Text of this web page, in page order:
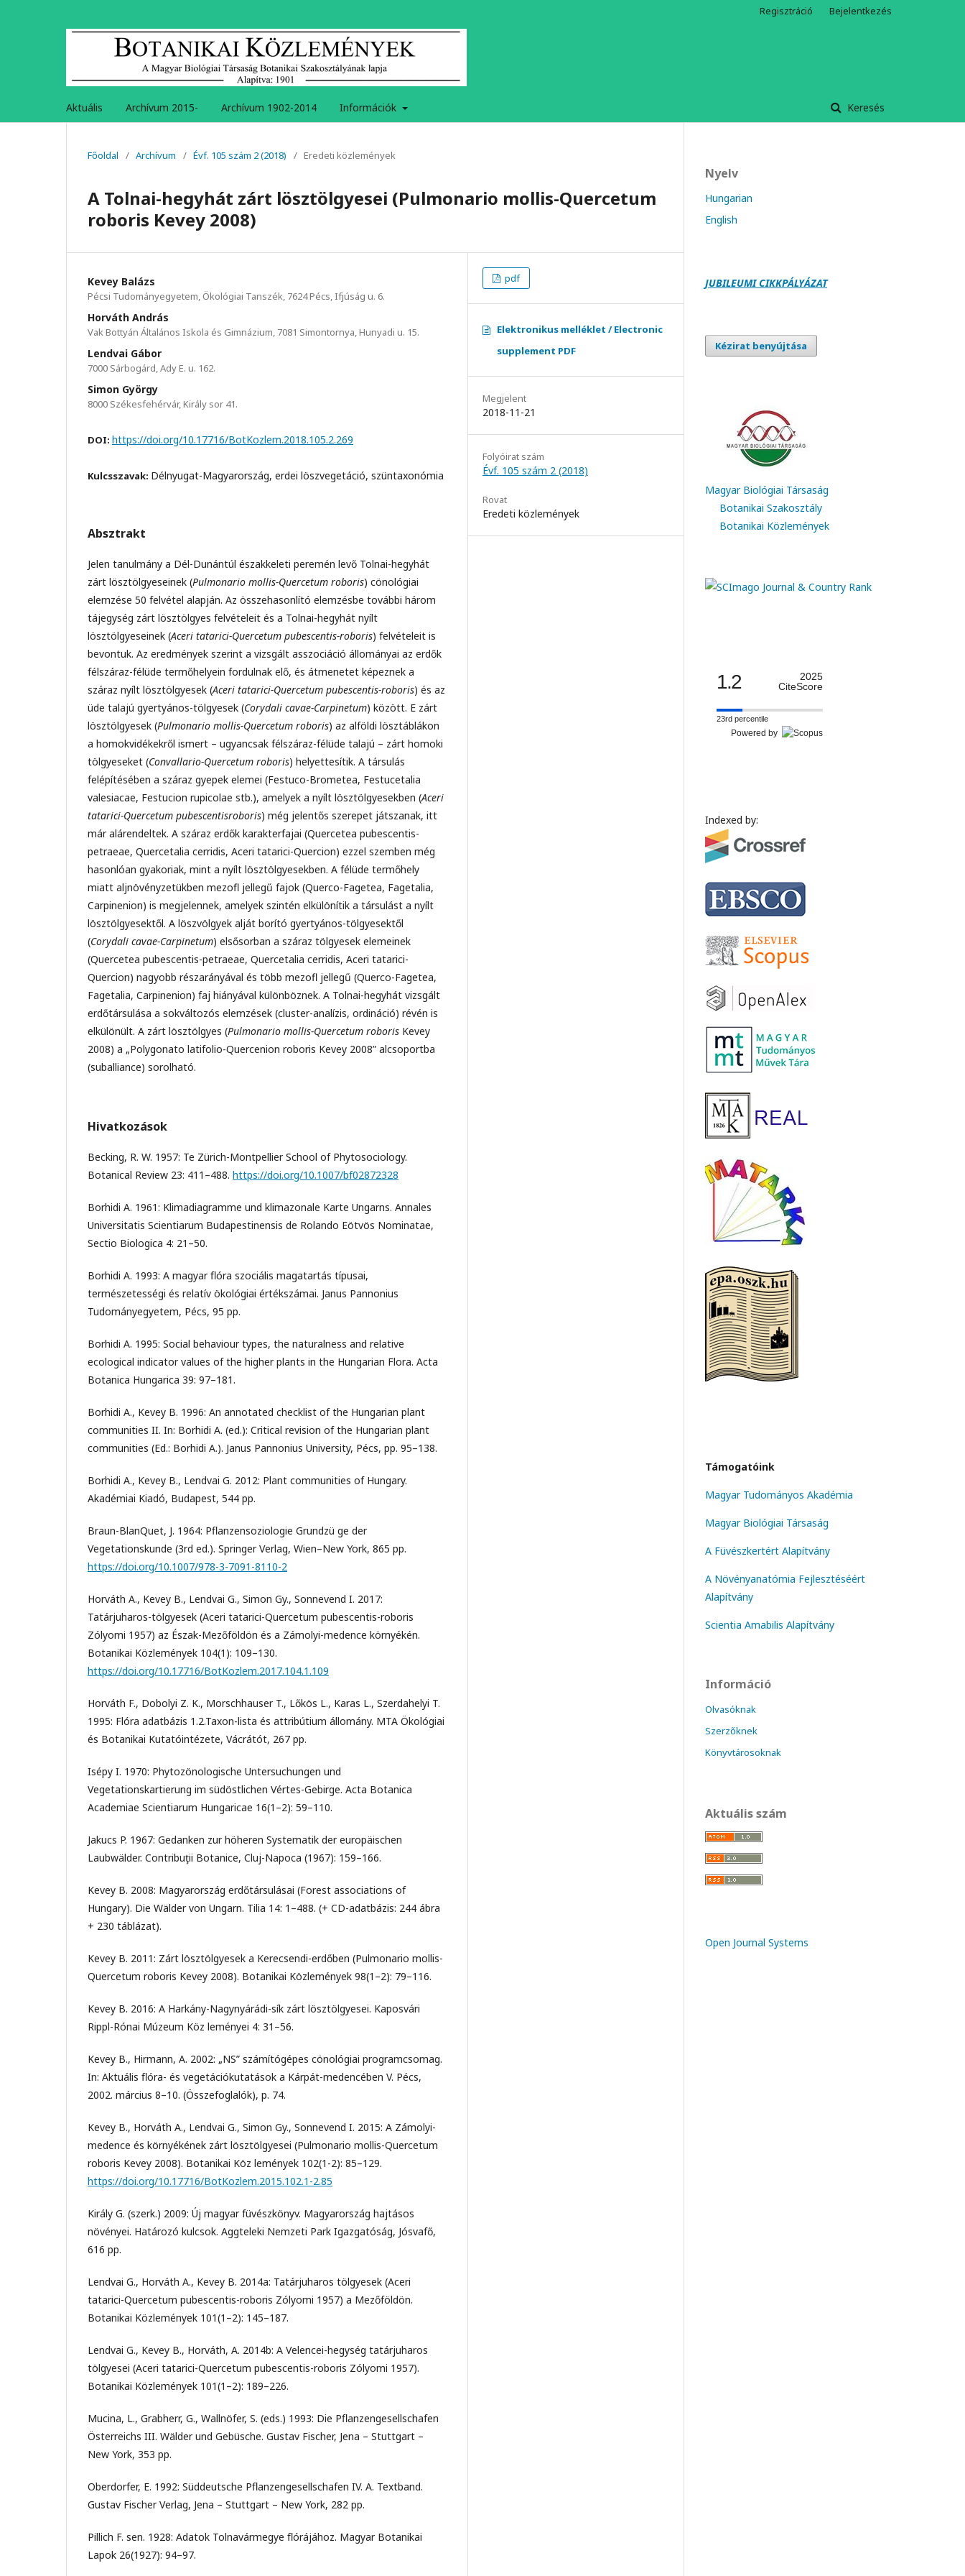
Aktuális Archívum 2015- Archívum 1902-2014 Információk Keresés
Regisztráció Bejelentkezés
Főoldal / Archívum / Évf. 105 szám 2 (2018) / Eredeti közlemények
A Tolnai-hegyhát zárt lösztölgyesei (Pulmonario mollis-Quercetum
roboris Kevey 2008)
Kevey Balázs
Pécsi Tudományegyetem, Ökológiai Tanszék, 7624 Pécs, Ifjúság u. 6.
Horváth András
Vak Bottyán Általános Iskola és Gimnázium, 7081 Simontornya, Hunyadi u. 15.
Lendvai Gábor
7000 Sárbogárd, Ady E. u. 162.
Simon György
8000 Székesfehérvár, Király sor 41.
DOI: https://doi.org/10.17716/BotKozlem.2018.105.2.269
Kulcsszavak: Délnyugat-Magyarország, erdei löszvegetáció, szüntaxonómia
Absztrakt
Jelen tanulmány a Dél-Dunántúl északkeleti peremén levő Tolnai-hegyhát
zárt lösztölgyeseinek (Pulmonario mollis-Quercetum roboris) cönológiai
elemzése 50 felvétel alapján. Az összehasonlító elemzésbe további három
tájegység zárt lösztölgyes felvételeit és a Tolnai-hegyhát nyílt
lösztölgyeseinek (Aceri tatarici-Quercetum pubescentis-roboris) felvételeit is
bevontuk. Az eredmények szerint a vizsgált asszociáció állományai az erdők
félszáraz-félüde termőhelyein fordulnak elő, és átmenetet képeznek a
száraz nyílt lösztölgyesek (Aceri tatarici-Quercetum pubescentis-roboris) és az
üde talajú gyertyános-tölgyesek (Corydali cavae-Carpinetum) között. E zárt
lösztölgyesek (Pulmonario mollis-Quercetum roboris) az alföldi lösztáblákon
a homokvidékekről ismert – ugyancsak félszáraz-félüde talajú – zárt homoki
tölgyeseket (Convallario-Quercetum roboris) helyettesítik. A társulás
felépítésében a száraz gyepek elemei (Festuco-Brometea, Festucetalia
valesiacae, Festucion rupicolae stb.), amelyek a nyílt lösztölgyesekben (Aceri
tatarici-Quercetum pubescentisroboris) még jelentős szerepet játszanak, itt
már alárendeltek. A száraz erdők karakterfajai (Quercetea pubescentis-
petraeae, Quercetalia cerridis, Aceri tatarici-Quercion) ezzel szemben még
hasonlóan gyakoriak, mint a nyílt lösztölgyesekben. A félüde termőhely
miatt aljnövényzetükben mezofl jellegű fajok (Querco-Fagetea, Fagetalia,
Carpinenion) is megjelennek, amelyek szintén elkülönítik a társulást a nyílt
lösztölgyesektől. A löszvölgyek alját borító gyertyános-tölgyesektől
(Corydali cavae-Carpinetum) elsősorban a száraz tölgyesek elemeinek
(Quercetea pubescentis-petraeae, Quercetalia cerridis, Aceri tatarici-
Quercion) nagyobb részarányával és több mezofl jellegű (Querco-Fagetea,
Fagetalia, Carpinenion) faj hiányával különböznek. A Tolnai-hegyhát vizsgált
erdőtársulása a sokváltozós elemzések (cluster-analízis, ordináció) révén is
elkülönült. A zárt lösztölgyes (Pulmonario mollis-Quercetum roboris Kevey
2008) a „Polygonato latifolio-Quercenion roboris Kevey 2008” alcsoportba
(suballiance) sorolható.
Hivatkozások
Becking, R. W. 1957: Te Zürich-Montpellier School of Phytosociology.
Botanical Review 23: 411–488. https://doi.org/10.1007/bf02872328
Borhidi A. 1961: Klimadiagramme und klimazonale Karte Ungarns. Annales
Universitatis Scientiarum Budapestinensis de Rolando Eötvös Nominatae,
Sectio Biologica 4: 21–50.
Borhidi A. 1993: A magyar ﬂóra szociális magatartás típusai,
természetességi és relatív ökológiai értékszámai. Janus Pannonius
Tudományegyetem, Pécs, 95 pp.
Borhidi A. 1995: Social behaviour types, the naturalness and relative
ecological indicator values of the higher plants in the Hungarian Flora. Acta
Botanica Hungarica 39: 97–181.
Borhidi A., Kevey B. 1996: An annotated checklist of the Hungarian plant
communities II. In: Borhidi A. (ed.): Critical revision of the Hungarian plant
communities (Ed.: Borhidi A.). Janus Pannonius University, Pécs, pp. 95–138.
Borhidi A., Kevey B., Lendvai G. 2012: Plant communities of Hungary.
Akadémiai Kiadó, Budapest, 544 pp.
Braun-BlanQuet, J. 1964: Pﬂanzensoziologie Grundzü ge der
Vegetationskunde (3rd ed.). Springer Verlag, Wien–New York, 865 pp.
https://doi.org/10.1007/978-3-7091-8110-2
Horváth A., Kevey B., Lendvai G., Simon Gy., Sonnevend I. 2017:
Tatárjuharos-tölgyesek (Aceri tatarici-Quercetum pubescentis-roboris
Zólyomi 1957) az Észak-Mezőföldön és a Zámolyi-medence környékén.
Botanikai Közlemények 104(1): 109–130.
https://doi.org/10.17716/BotKozlem.2017.104.1.109
Horváth F., Dobolyi Z. K., Morschhauser T., Lőkös L., Karas L., Szerdahelyi T.
1995: Flóra adatbázis 1.2.Taxon-lista és attribútium állomány. MTA Ökológiai
és Botanikai Kutatóintézete, Vácrátót, 267 pp.
Isépy I. 1970: Phytozönologische Untersuchungen und
Vegetationskartierung im südöstlichen Vértes-Gebirge. Acta Botanica
Academiae Scientiarum Hungaricae 16(1–2): 59–110.
Jakucs P. 1967: Gedanken zur höheren Systematik der europäischen
Laubwälder. Contribuţii Botanice, Cluj-Napoca (1967): 159–166.
Kevey B. 2008: Magyarország erdőtársulásai (Forest associations of
Hungary). Die Wälder von Ungarn. Tilia 14: 1–488. (+ CD-adatbázis: 244 ábra
+ 230 táblázat).
Kevey B. 2011: Zárt lösztölgyesek a Kerecsendi-erdőben (Pulmonario mollis-
Quercetum roboris Kevey 2008). Botanikai Közlemények 98(1–2): 79–116.
Kevey B. 2016: A Harkány-Nagynyárádi-sík zárt lösztölgyesei. Kaposvári
Rippl-Rónai Múzeum Köz leményei 4: 31–56.
Kevey B., Hirmann, A. 2002: „NS” számítógépes cönológiai programcsomag.
In: Aktuális ﬂóra- és vegetációkutatások a Kárpát-medencében V. Pécs,
2002. március 8–10. (Összefoglalók), p. 74.
Kevey B., Horváth A., Lendvai G., Simon Gy., Sonnevend I. 2015: A Zámolyi-
medence és környékének zárt lösztölgyesei (Pulmonario mollis-Quercetum
roboris Kevey 2008). Botanikai Köz lemények 102(1-2): 85–129.
https://doi.org/10.17716/BotKozlem.2015.102.1-2.85
Király G. (szerk.) 2009: Új magyar füvészkönyv. Magyarország hajtásos
növényei. Határozó kulcsok. Aggteleki Nemzeti Park Igazgatóság, Jósvafő,
616 pp.
Lendvai G., Horváth A., Kevey B. 2014a: Tatárjuharos tölgyesek (Aceri
tatarici-Quercetum pubescentis-roboris Zólyomi 1957) a Mezőföldön.
Botanikai Közlemények 101(1–2): 145–187.
Lendvai G., Kevey B., Horváth, A. 2014b: A Velencei-hegység tatárjuharos
tölgyesei (Aceri tatarici-Quercetum pubescentis-roboris Zólyomi 1957).
Botanikai Közlemények 101(1–2): 189–226.
Mucina, L., Grabherr, G., Wallnöfer, S. (eds.) 1993: Die Pﬂanzengesellschafen
Österreichs III. Wälder und Gebüsche. Gustav Fischer, Jena – Stuttgart –
New York, 353 pp.
Oberdorfer, E. 1992: Süddeutsche Pﬂanzengesellschafen IV. A. Textband.
Gustav Fischer Verlag, Jena – Stuttgart – New York, 282 pp.
Pillich F. sen. 1928: Adatok Tolnavármegye ﬂórájához. Magyar Botanikai
Lapok 26(1927): 94–97.
pdf
Elektronikus melléklet / Electronic
supplement PDF
Megjelent
2018-11-21
Folyóirat szám
Évf. 105 szám 2 (2018)
Rovat
Eredeti közlemények
Nyelv
Hungarian
English
JUBILEUMI CIKKPÁLYÁZAT
Kézirat benyújtása
Magyar Biológiai Társaság
Botanikai Szakosztály
Botanikai Közlemények
1.2
2025
CiteScore
23rd percentile
Powered by
Indexed by:
Támogatóink
Magyar Tudományos Akadémia
Magyar Biológiai Társaság
A Füvészkertért Alapítvány
A Növényanatómia Fejlesztéséért
Alapítvány
Scientia Amabilis Alapítvány
Információ
Olvasóknak
Szerzőknek
Könyvtárosoknak
Aktuális szám
Open Journal Systems